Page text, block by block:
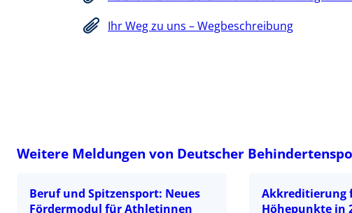
Ihr Weg zu uns – Wegbeschreibung
Weitere Meldungen von Deutscher
Beruf und Spitzensport: Neues
Fördermodul für Athletinnen
Akkreditierung
Höhepunkte in